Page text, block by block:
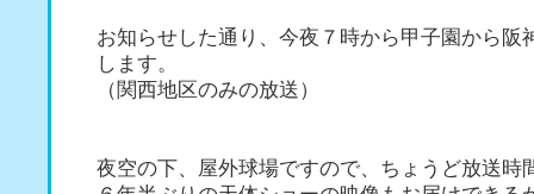
お知らせした通り、今夜７時から甲子園から阪
します。
（関西地区のみの放送）
夜空の下、屋外球場ですので、ちょうど放送時